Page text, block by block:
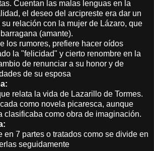
Cuentan las malas lenguas en la
el deseo del arcipreste era dar un
relación con la mujer de Lázaro, que
(amante).
los rumores, prefiere hacer oídos
la "felicidad" y cierto renombre en la
de renunciar a su honor y de
de su esposa
relata la vida de Lazarillo de Tormes.
como novela picaresca, aunque
clasificaba como obra de imaginación.
en 7 partes o tratados como se divide en
seguidamente